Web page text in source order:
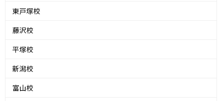
東戸塚校
藤沢校
平塚校
新潟校
富山校